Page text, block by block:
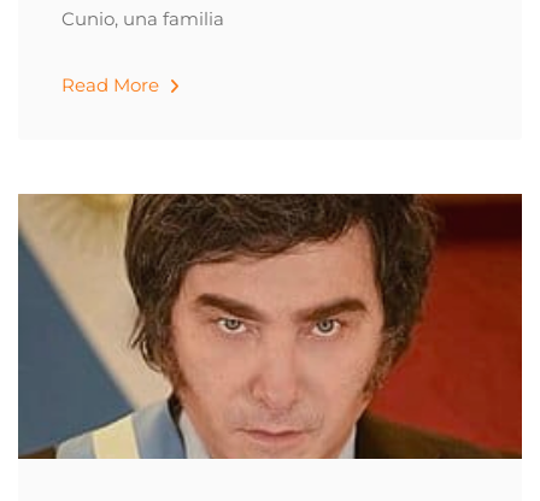
Cunio, una familia
Read More